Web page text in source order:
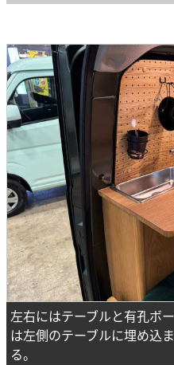
左右にはテーブルと有孔ボ
は左側のテーブルに埋め込
る。